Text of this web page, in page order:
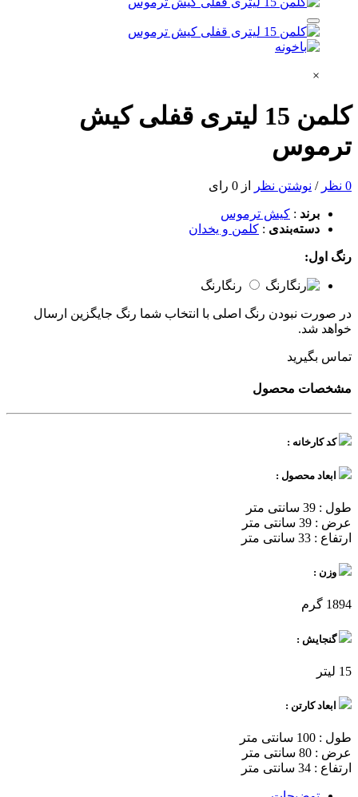
×
کلمن 15 لیتری قفلی کیش
ترموس
0 نظر / نوشتن نظر از 0 رای
برند : کیش ترموس
دسته‌بندی : کلمن و یخدان
رنگ اول:
رنگارنگ
در صورت نبودن رنگ اصلی با انتخاب شما رنگ جایگزین ارسال
خواهد شد.
تماس بگیرید
مشخصات محصول
کد کارخانه :
ابعاد محصول :
طول : 39 سانتی متر
عرض : 39 سانتی متر
ارتفاع : 33 سانتی متر
وزن :
1894 گرم
گنجایش :
15 لیتر
ابعاد کارتن :
طول : 100 سانتی متر
عرض : 80 سانتی متر
ارتفاع : 34 سانتی متر